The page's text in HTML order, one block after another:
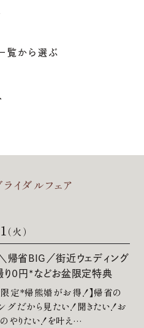
施設紹介
プラン
ゲストの皆さまへ
ご案内
覧から選ぶ
イダルフェア
（火）
帰省BIG／街近ウェディング
り0円*などお盆限定特典
限定*帰熊婚がお得！】帰省の
ングだから見たい！聞きたい！お
やりたい！を叶え…